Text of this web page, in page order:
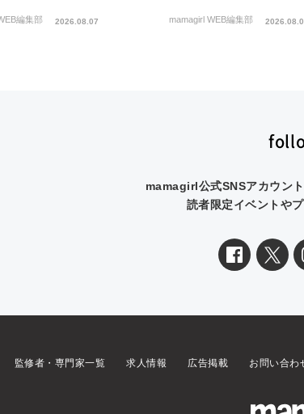
編集部 2026.08.07 mamagirl WEB編集部
mamagirl公式SNSアカウン
読者限定イベントや
監修者・専門家一覧 求人情報 広告掲載 お問い合わ